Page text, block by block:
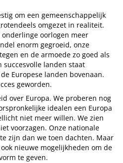
om een gemeenschappelijk
omgezet in realiteit.
oorlogen meer
enorm gegroeid, onze
en de armoede zo goed als
landen staat
Europese landen bovenaan.
geworden.
over Europa. We proberen nog
idealen een Europa
niet meer willen. We zien
voorzagen. Onze nationale
zijn dan we toen dachten. Maar
nieuwe mogelijkheden om de
te geven.